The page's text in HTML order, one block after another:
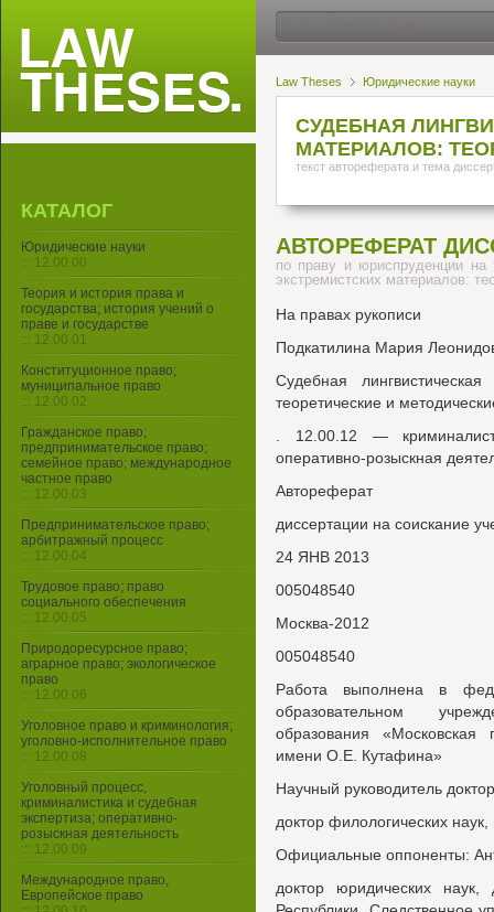
Law Theses Юридические науки
СУДЕБНАЯ
МАТЕРИАЛОВ:
текст автореферата и тема
АВТОРЕФЕРАТ
по праву и юриспруденции на
экстремистских материалов:
На правах рукописи
Подкатилина Мария
Судебная лингвистическая
теоретические и
. 12.00.12 —
оперативно-розыскная
Автореферат
диссертации на соискание
24 ЯНВ 2013
005048540
Москва-2012
005048540
Работа выполнена в
образовательном
образования «Московская
имени O.E. Кутафина»
Научный руководитель
доктор филологических
Официальные оппоненты:
доктор юридических наук,
КАТАЛОГ
Юридические науки
::: 12.00.00
Теория и история права и
государства; история учений о
праве и государстве
::: 12.00.01
Конституционное право;
муниципальное право
::: 12.00.02
Гражданское право;
предпринимательское право;
семейное право; международное
частное право
::: 12.00.03
Предпринимательское право;
арбитражный процесс
::: 12.00.04
Трудовое право; право
социального обеспечения
::: 12.00.05
Природоресурсное право;
аграрное право; экологическое
право
::: 12.00.06
Уголовное право и криминология;
уголовно-исполнительное право
::: 12.00.08
Уголовный процесс,
криминалистика и судебная
экспертиза; оперативно-
розыскная деятельность
::: 12.00.09
Международное право,
Европейское право